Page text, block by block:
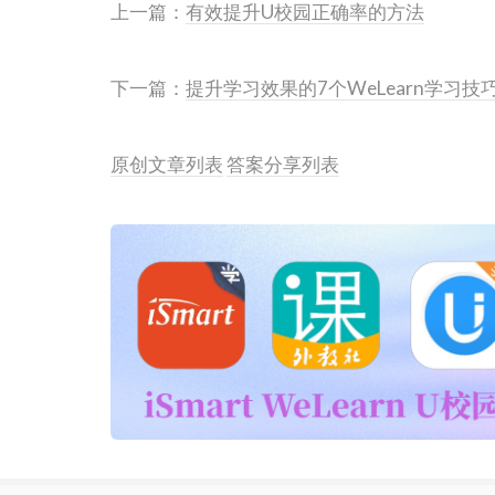
上一篇： 有效提升U校园正确率的方法
下一篇： 提升学习效果的7个WeLearn学习技
原创文章列表答案分享列表